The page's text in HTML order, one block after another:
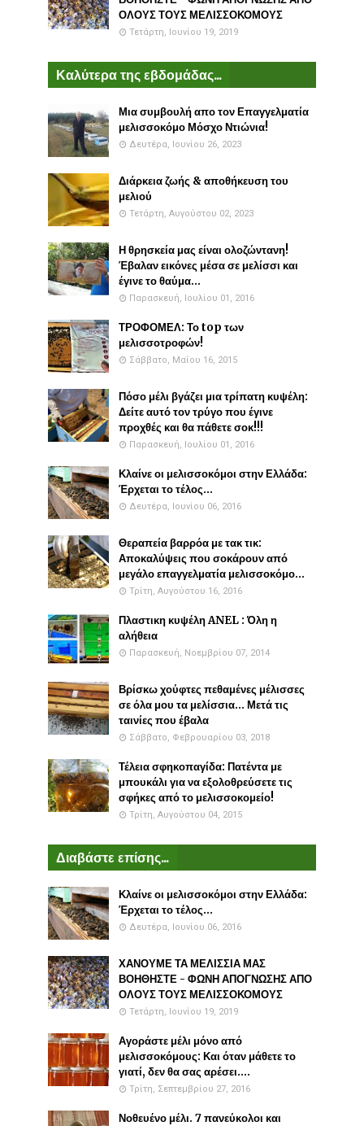
ΟΛΟΥΣ ΤΟΥΣ ΜΕΛΙΣΣΟΚΟΜΟΥΣ
Τετάρτη, Ιουνίου 19, 2019
Καλύτερα της εβδομάδας...
Μια συμβουλή απο τον Επαγγελματία
μελισσοκόμο Μόσχο Ντιώνια!
Δευτέρα, Ιουνίου 26, 2023
Διάρκεια ζωής & αποθήκευση του
μελιού
Τετάρτη, Αυγούστου 02, 2023
Η θρησκεία μας είναι ολοζώντανη!
Έβαλαν εικόνες μέσα σε μελίσσι και
έγινε το θαύμα...
Παρασκευή, Ιουλίου 01, 2016
ΤΡΟΦΟΜΕΛ: Το top των
μελισσοτροφών!
Σάββατο, Μαΐου 16, 2015
Πόσο μέλι βγάζει μια τρίπατη κυψέλη:
Δείτε αυτό τον τρύγο που έγινε
προχθές και θα πάθετε σοκ!!!
Παρασκευή, Ιουλίου 01, 2016
Κλαίνε οι μελισσοκόμοι στην Ελλάδα:
Έρχεται το τέλος...
Δευτέρα, Ιουνίου 06, 2016
Θεραπεία βαρρόα με τακ τικ:
Αποκαλύψεις που σοκάρουν από
μεγάλο επαγγελματία μελισσοκόμο...
Τρίτη, Αυγούστου 16, 2016
Πλαστικη κυψέλη ANEL : Όλη η
αλήθεια
Παρασκευή, Νοεμβρίου 07, 2014
Βρίσκω χούφτες πεθαμένες μέλισσες
σε όλα μου τα μελίσσια... Μετά τις
ταινίες που έβαλα
Σάββατο, Φεβρουαρίου 03, 2018
Τέλεια σφηκοπαγίδα: Πατέντα με
μπουκάλι για να εξολοθρεύσετε τις
σφήκες από το μελισσοκομείο!
Τρίτη, Αυγούστου 04, 2015
Διαβάστε επίσης...
Κλαίνε οι μελισσοκόμοι στην Ελλάδα:
Έρχεται το τέλος...
Δευτέρα, Ιουνίου 06, 2016
ΧΑΝΟΥΜΕ ΤΑ ΜΕΛΙΣΣΙΑ ΜΑΣ
ΒΟΗΘΗΣΤΕ - ΦΩΝΗ ΑΠΟΓΝΩΣΗΣ ΑΠΟ
ΟΛΟΥΣ ΤΟΥΣ ΜΕΛΙΣΣΟΚΟΜΟΥΣ
Τετάρτη, Ιουνίου 19, 2019
Αγοράστε μέλι μόνο από
μελισσοκόμους: Και όταν μάθετε το
γιατί, δεν θα σας αρέσει....
Τρίτη, Σεπτεμβρίου 27, 2016
Νοθευένο μέλι. 7 πανεύκολοι και